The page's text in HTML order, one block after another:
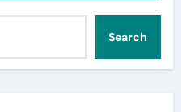
Search